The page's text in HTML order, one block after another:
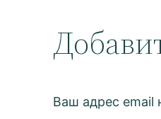
Ваш адрес email